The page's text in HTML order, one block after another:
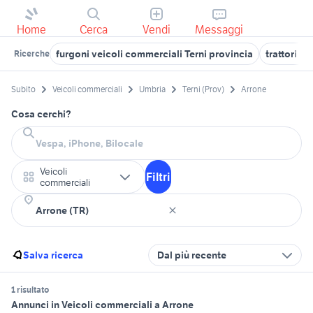
Home Cerca Vendi Messaggi
Ricerche furgoni veicoli commerciali Terni provincia trattori
Subito Veicoli commerciali Umbria Terni (Prov) Arrone
Cosa cerchi?
Veicoli
commerciali
Filtri
Salva ricerca Dal più recente
1 risultato
Annunci in Veicoli commerciali a Arrone